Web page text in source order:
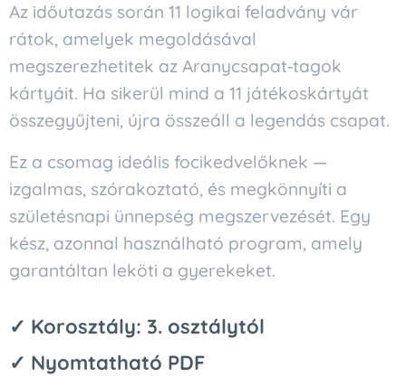
Az időutazás során 11 logikai feladvány vár
rátok, amelyek megoldásával
megszerezhetitek az Aranycsapat‑tagok
kártyáit. Ha sikerül mind a 11 játékoskártyát
összegyűjteni, újra összeáll a legendás csapat.
Ez a csomag ideális focikedvelőknek —
izgalmas, szórakoztató, és megkönnyíti a
születésnapi ünnepség megszervezését. Egy
kész, azonnal használható program, amely
garantáltan leköti a gyerekeket.
✓ Korosztály: 3. osztálytól
✓ Nyomtatható PDF